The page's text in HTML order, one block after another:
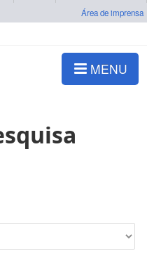
Área de imprensa
MENU